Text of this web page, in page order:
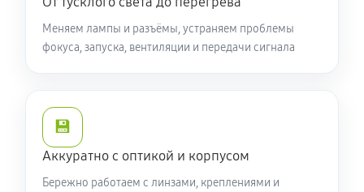
Меняем лампы и разъёмы, устраняем проблемы
фокуса, запуска, вентиляции и передачи сигнала
💾
Аккуратно с оптикой и корпусом
Бережно работаем с линзами, креплениями и